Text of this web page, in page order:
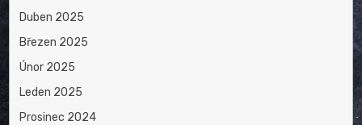
Duben 2025
Březen 2025
Únor 2025
Leden 2025
Prosinec 2024